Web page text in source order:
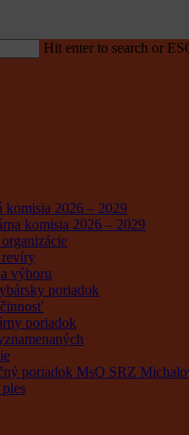
Hit enter to search or
komisia 2026 – 2029
komisia 2026 – 2029
revíry
výboru
poriadok
poriadok
poriadok MsO SRZ